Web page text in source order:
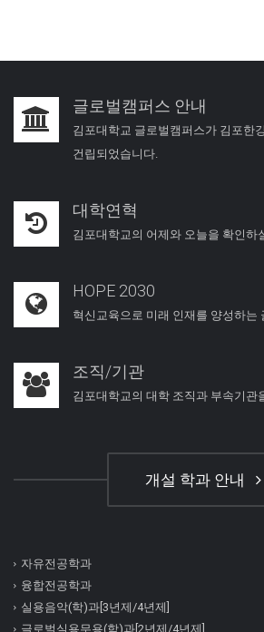
글로벌캠퍼스 안내
김포대학교 글로벌캠퍼스가 김포한
건립되었습니다.
대학연혁
김포대학교의 어제와 오늘을 확인하
HOPE 2030
혁신교육으로 미래 인재를 양성하는
조직/기관
김포대학교의 대학 조직과 부속기관
개설 학과 안내
자유전공학과
융합전공학과
실용음악(학)과[3년제/4년제]
글로벌실용무용(학)과[2년제/4년제]